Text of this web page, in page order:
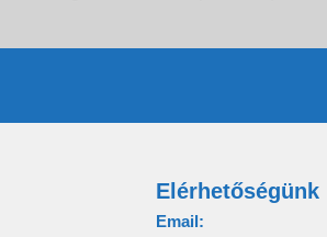
Elérhetőségünk
Email: